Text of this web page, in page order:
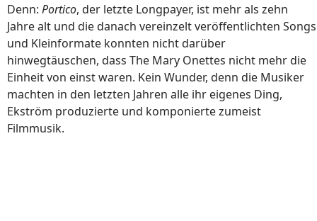
Denn: Portico, der letzte Longpayer, ist mehr als zehn
Jahre alt und die danach vereinzelt veröffentlichten Songs
und Kleinformate konnten nicht darüber
hinwegtäuschen, dass The Mary Onettes nicht mehr die
Einheit von einst waren. Kein Wunder, denn die Musiker
machten in den letzten Jahren alle ihr eigenes Ding,
Ekström produzierte und komponierte zumeist
Filmmusik.